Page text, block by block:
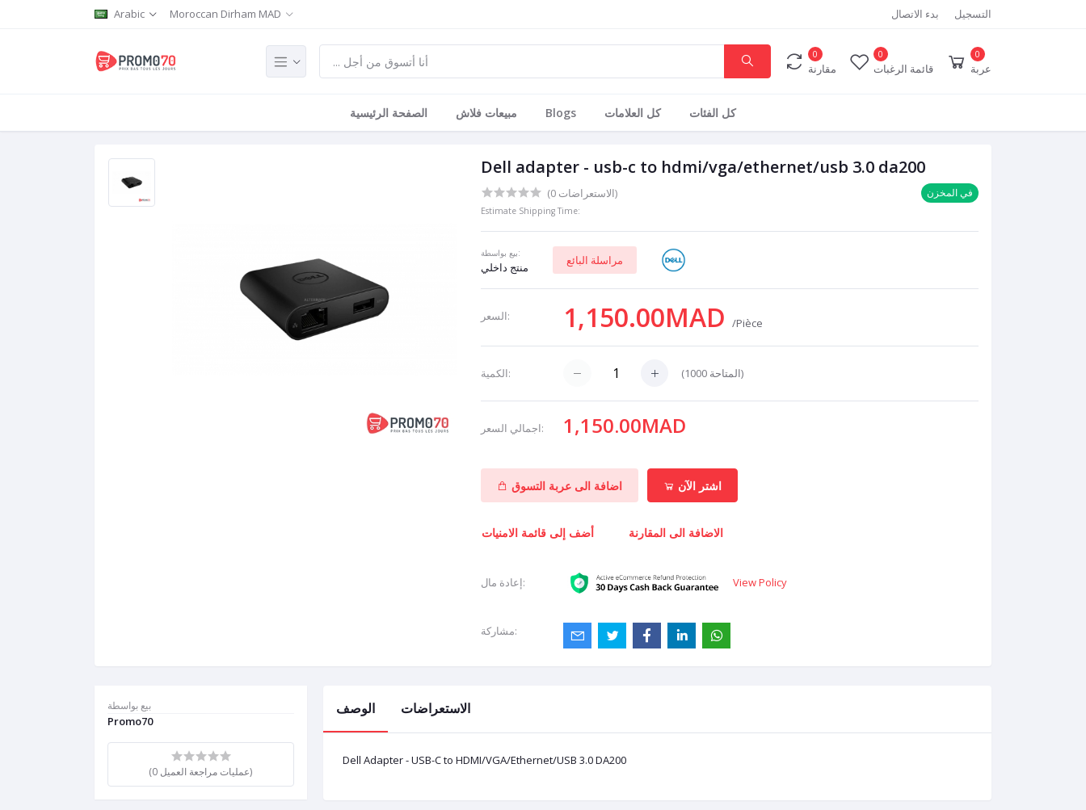
Arabic Moroccan Dirham MAD بدء الاتصال التسجيل
0
مقارنة
0
قائمة الرغبات
0
عربة
الصفحة الرئيسية مبيعات فلاش Blogs كل العلامات كل الفئات
Dell adapter - usb-c to hdmi/vga/ethernet/usb 3.0 da200
(0 الاستعراضات) في المخزن
Estimate Shipping Time:
بيع بواسطة:
منتج داخلي
مراسلة البائع
السعر: 1,150.00MAD/Pièce
الكمية: (1000 المتاحة)
اجمالي السعر: 1,150.00MAD
اضافة الى عربة التسوق اشتر الآن
أضف إلى قائمة الامنيات الاضافة الى المقارنة
إعادة مال: View Policy
مشاركة:
بيع بواسطة
Promo70
(0 عمليات مراجعة العميل)
الوصف الاستعراضات
Dell Adapter - USB-C to HDMI/VGA/Ethernet/USB 3.0 DA200